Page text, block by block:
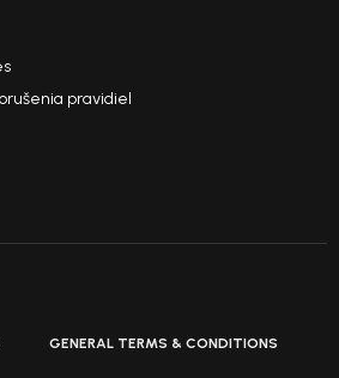
pravidiel
GENERAL TERMS & CONDITIONS